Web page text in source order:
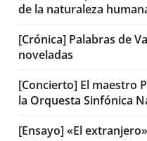
de la naturaleza
[Crónica] Palabras de
noveladas
[Concierto] El maestro
la Orquesta Sinfónica
[Ensayo] «El